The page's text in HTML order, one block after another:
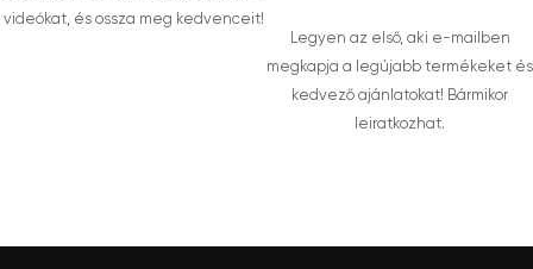
videókat, és ossza meg kedvenceit!
Legyen az első, aki e-mailben
megkapja a legújabb termékeket és
kedvező ajánlatokat! Bármikor
leiratkozhat.